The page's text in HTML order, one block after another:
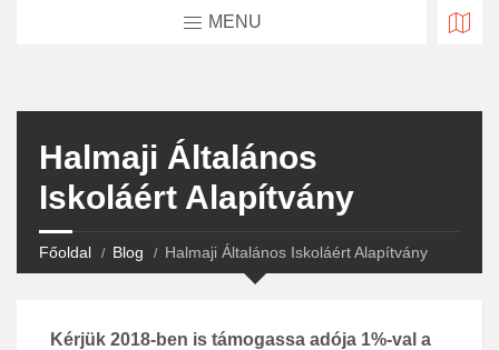
MENU
Halmaji Általános
Iskoláért Alapítvány
Főoldal Blog Halmaji Általános Iskoláért Alapítvány
Kérjük 2018-ben is támogassa adója 1%-val a